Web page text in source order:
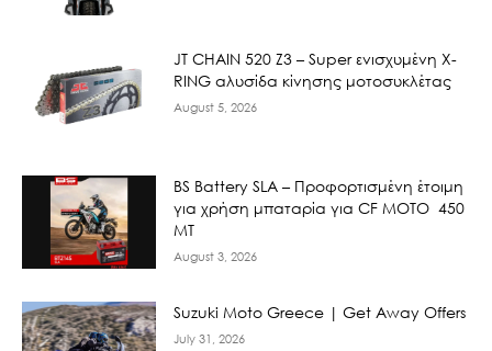
JT CHAIN 520 Ζ3 – Super ενισχυμένη X-
RING αλυσίδα κίνησης μοτοσυκλέτας
August 5, 2026
BS Battery SLA – Προφορτισμένη έτοιμη
για χρήση μπαταρία για CF MOTO 450
MT
August 3, 2026
Suzuki Moto Greece | Get Away Offers
July 31, 2026